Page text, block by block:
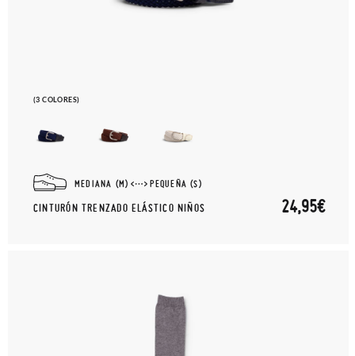
(3 COLORES)
MEDIANA (M) PEQUEÑA (S)
CINTURÓN TRENZADO ELÁSTICO NIÑOS 24,95€